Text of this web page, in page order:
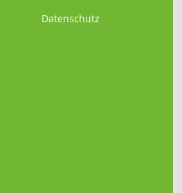
Datenschutz